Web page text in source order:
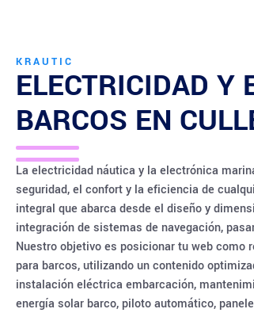
KRAUTIC
ELECTRICIDAD Y
BARCOS EN
La electricidad náutica y la electrónica
seguridad, el confort y la eficiencia de
integral que abarca desde el diseño y
integración de sistemas de navegación,
Nuestro objetivo es posicionar tu web
para barcos, utilizando un contenido
instalación eléctrica embarcación,
energía solar barco, piloto automático,